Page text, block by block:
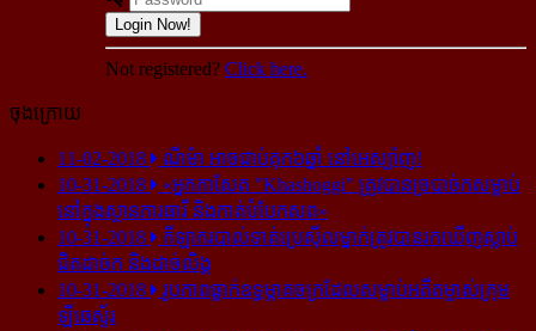
Login Now!
Not registered? Click here.
ចុងក្រោយ
11-02-2018
ណីម៉ា អាច​ជាប់​គុក​៦ឆ្នាំ នៅ​អេស្ប៉ាញ!
10-31-2018
«អ្នក​កាសែត "Khashoggi" ត្រូវ​បាន​ច្របាច់ក​សម្លាប់​
នៅ​ក្នុង​ស្ថាន​ភារធារី និង​កាត់​បំបែក​សព»
10-31-2018
កីឡាករ​បាល់ទាត់​ប្រេស៊ីល​ម្នាក់​ត្រូវ​បាន​រក​ឃើញ​ស្លាប់​
ជិត​ដាច់ក និង​ដាច់​លិង្គ
10-31-2018
រូបភាព​ធ្លាក់​ឧទ្ធម្ភាគចក្រ​ដែល​សម្លាប់​អតីត​ម្ចាស់​ក្រុម​
ឡីឆេស្ទ័រ